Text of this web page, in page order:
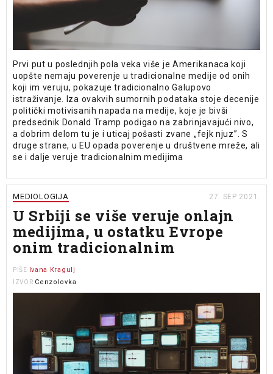
Prvi put u poslednjih pola veka više je Amerikanaca koji
uopšte nemaju poverenje u tradicionalne medije od onih
koji im veruju, pokazuje tradicionalno Galupovo
istraživanje. Iza ovakvih sumornih podataka stoje decenije
politički motivisanih napada na medije, koje je bivši
predsednik Donald Tramp podigao na zabrinjavajući nivo,
a dobrim delom tu je i uticaj pošasti zvane „fejk njuz”. S
druge strane, u EU opada poverenje u društvene mreže, ali
se i dalje veruje tradicionalnim medijima
MEDIOLOGIJA 27. SEP 2021.
U Srbiji se više veruje onlajn
medijima, u ostatku Evrope
onim tradicionalnim
PIŠE Ivana Kragulj
IZVOR Cenzolovka